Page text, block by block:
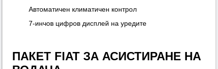
Автоматичен климатичен контрол
7-инчов цифров дисплей на уредите
ПАКЕТ FIAT ЗА АСИСТИРАНЕ НА